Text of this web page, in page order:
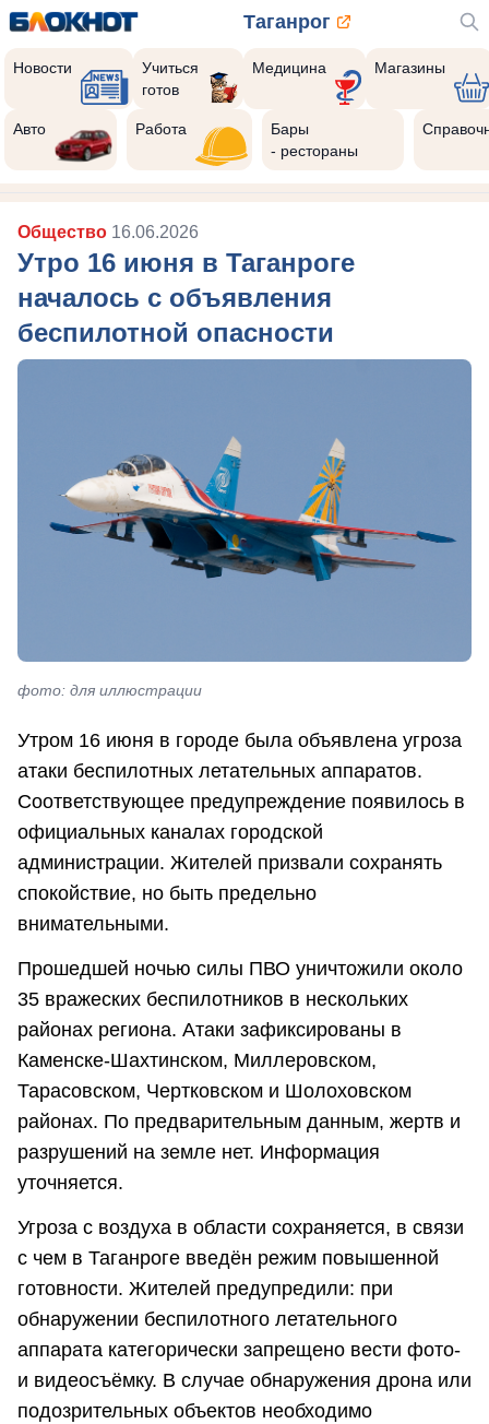
Таганрог
Новости
Учиться
готов
Медицина Магазины
Авто Работа
Бары
- рестораны
Общество 16.06.2026
Утро 16 июня в Таганроге
началось с объявления
беспилотной опасности
фото: для иллюстрации
Утром 16 июня в городе была объявлена угроза
атаки беспилотных летательных аппаратов.
Соответствующее предупреждение появилось в
официальных каналах городской
администрации. Жителей призвали сохранять
спокойствие, но быть предельно
внимательными.
Прошедшей ночью силы ПВО уничтожили около
35 вражеских беспилотников в нескольких
районах региона. Атаки зафиксированы в
Каменске-Шахтинском, Миллеровском,
Тарасовском, Чертковском и Шолоховском
районах. По предварительным данным, жертв и
разрушений на земле нет. Информация
уточняется.
Угроза с воздуха в области сохраняется, в связи
с чем в Таганроге введён режим повышенной
готовности. Жителей предупредили: при
обнаружении беспилотного летательного
аппарата категорически запрещено вести фото-
и видеосъёмку. В случае обнаружения дрона или
подозрительных объектов необходимо